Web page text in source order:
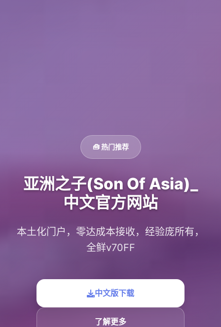
🧰 热门推荐
亚洲之子(Son Of Asia)_
中文官方网站
本土化门户，零达成本接收，经验庞所有，
全鲜v70FF
中文版下载
了解更多